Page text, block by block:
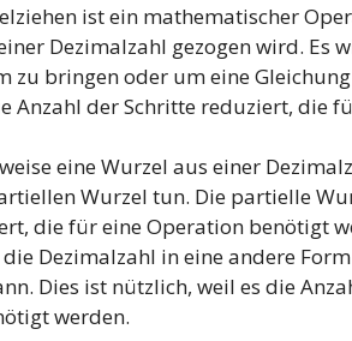
ist ein mathematischer
Dezimalzahl gezogen wird. Es
zu bringen oder um eine
Anzahl der Schritte reduziert, die
eine Wurzel aus einer
Wurzel tun. Die partielle
die für eine Operation benötigt
Dezimalzahl in eine andere
Dies ist nützlich, weil es die
werden.